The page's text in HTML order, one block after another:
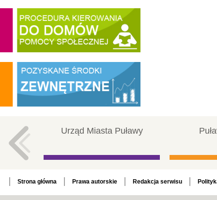
Urząd Miasta Puławy
Strona główna Prawa autorskie Redakcja serwisu